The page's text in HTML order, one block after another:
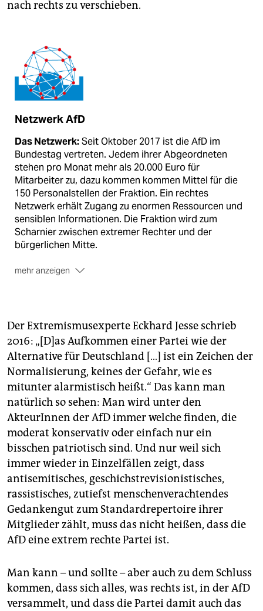
nach rechts zu verschieben.
Netzwerk AfD
Das Netzwerk:Seit Oktober 2017 ist die AfD im
Bundestag vertreten. Jedem ihrer Abgeordneten
stehen pro Monat mehr als 20.000 Euro für
Mitarbeiter zu, dazu kommen kommen Mittel für die
150 Personalstellen der Fraktion. Ein rechtes
Netzwerk erhält Zugang zu enormen Ressourcen und
sensiblen Informationen. Die Fraktion wird zum
Scharnier zwischen extremer Rechter und der
bürgerlichen Mitte.
mehr anzeigen
und Abgeordneten recherchiert. Das Projekt wurde
gefördert mit Mitteln der Otto-Brenner-Stiftung.
Der Extremismusexperte Eckhard Jesse schrieb
2016: „[D]as Aufkommen einer Partei wie der
Alternative für Deutschland […] ist ein Zeichen der
Normalisierung, keines der Gefahr, wie es
mitunter alarmistisch heißt.“ Das kann man
natürlich so sehen: Man wird unter den
AkteurInnen der AfD immer welche finden, die
moderat konservativ oder einfach nur ein
bisschen patriotisch sind. Und nur weil sich
immer wieder in Einzelfällen zeigt, dass
antisemitisches, geschichstrevisionistisches,
rassistisches, zutiefst menschenverachtendes
Gedankengut zum Standardrepertoire ihrer
Mitglieder zählt, muss das nicht heißen, dass die
AfD eine extrem rechte Partei ist.
Man kann – und sollte – aber auch zu dem Schluss
kommen, dass sich alles, was rechts ist, in der AfD
versammelt, und dass die Partei damit auch das